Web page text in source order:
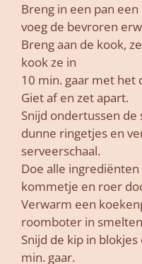
Breng in een pan
voeg de bevroren
Breng aan de kook,
kook ze in
10 min. gaar met het
Giet af en zet apart.
Snijd ondertussen
dunne ringetjes en
serveerschaal.
Doe alle
kommetje en roer
Verwarm een
roomboter in
Snijd de kip in
min. gaar.